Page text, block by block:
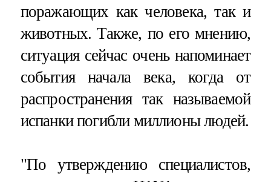
поражающих как человека, так и
животных. Также, по его мнению,
ситуация сейчас очень напоминает
события начала века, когда от
распространения так называемой
испанки погибли миллионы людей.
"По утверждению специалистов,